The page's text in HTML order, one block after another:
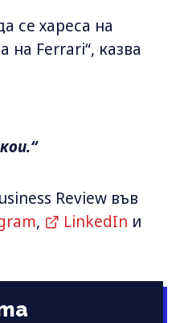
се хареса на
на Ferrari“, казва
Review във
, LinkedIn и